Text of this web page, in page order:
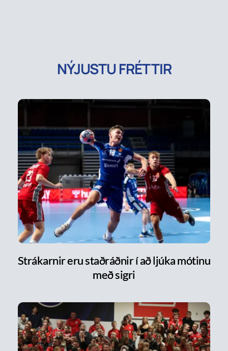
NÝJUSTU FRÉTTIR
Strákarnir eru staðráðnir í að ljúka mótinu
með sigri